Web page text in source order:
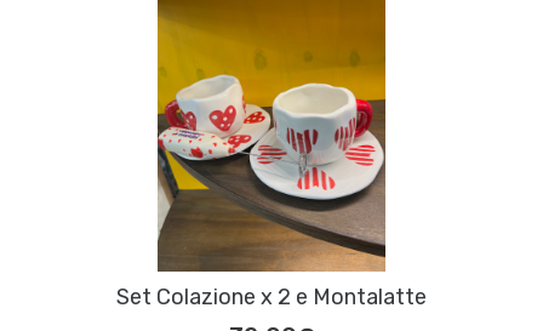
Set Colazione x 2 e Montalatte